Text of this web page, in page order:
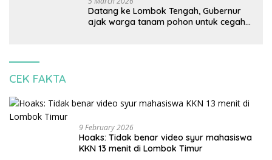
Datang ke Lombok Tengah, Gubernur
ajak warga tanam pohon untuk cegah
CEK FAKTA
9 February 2026
Hoaks: Tidak benar video syur mahasiswa
KKN 13 menit di Lombok Timur